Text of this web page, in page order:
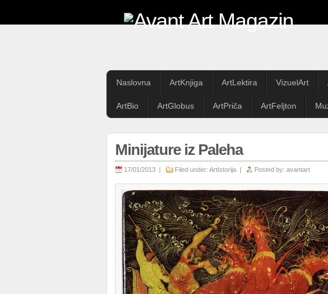
Naslovna ArtKnjiga ArtLektira VizuelArt
ArtBio ArtGlobus ArtPriča ArtFeljton
Minijature iz Paleha
17/01/2013 | Filed under: ArtIstorija | Posted by: avantart